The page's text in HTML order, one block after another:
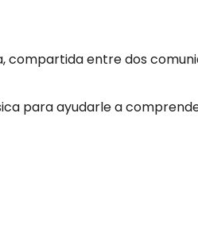
compartida entre dos
para ayudarle a